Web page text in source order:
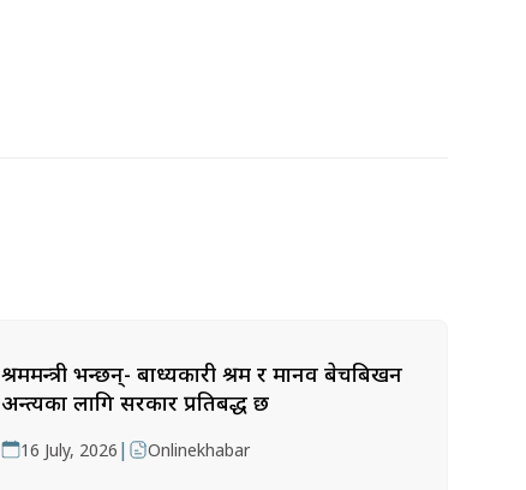
श्रममन्त्री भन्छन्- बाध्यकारी श्रम र मानव बेचबिखन
अन्त्यका लागि सरकार प्रतिबद्ध छ
16 July, 2026 | Onlinekhabar